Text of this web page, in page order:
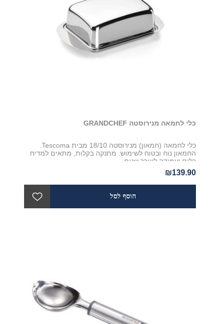
כלי לחמאה מנירוסטה GRANDCHEF
החמאון נוח ובטוח לשימוש. מתנקה בקלות, מתאים למדיח
כלים ועמידה לאורך שנים
₪139.90